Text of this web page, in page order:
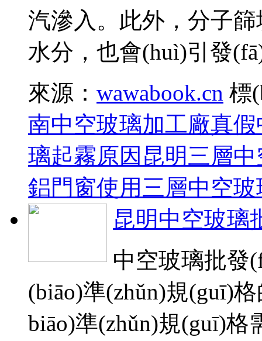
汽滲入。此外，分子
水分，也會(huì)引發
來源： wawabook.cn 標
南中空玻璃加工廠真假
璃起霧原因 昆明三層
鋁門窗使用三層中空
昆明中空玻璃
中空玻璃批發
(biāo)準(zhǔn)規(guī)格
biāo)準(zhǔn)規(guī)格需